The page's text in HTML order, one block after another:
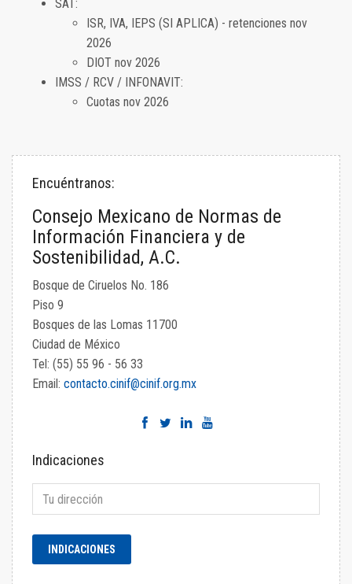
SAT:
ISR, IVA, IEPS (SI APLICA) - retenciones nov
2026
DIOT nov 2026
IMSS / RCV / INFONAVIT:
Cuotas nov 2026
Encuéntranos:
Consejo Mexicano de Normas de
Información Financiera y de
Sostenibilidad, A.C.
Bosque de Ciruelos No. 186
Piso 9
Bosques de las Lomas 11700
Ciudad de México
Tel: (55) 55 96 - 56 33
Email: contacto.cinif@cinif.org.mx
Indicaciones